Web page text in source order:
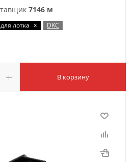
7146 м
лотка x DKC
В корзину